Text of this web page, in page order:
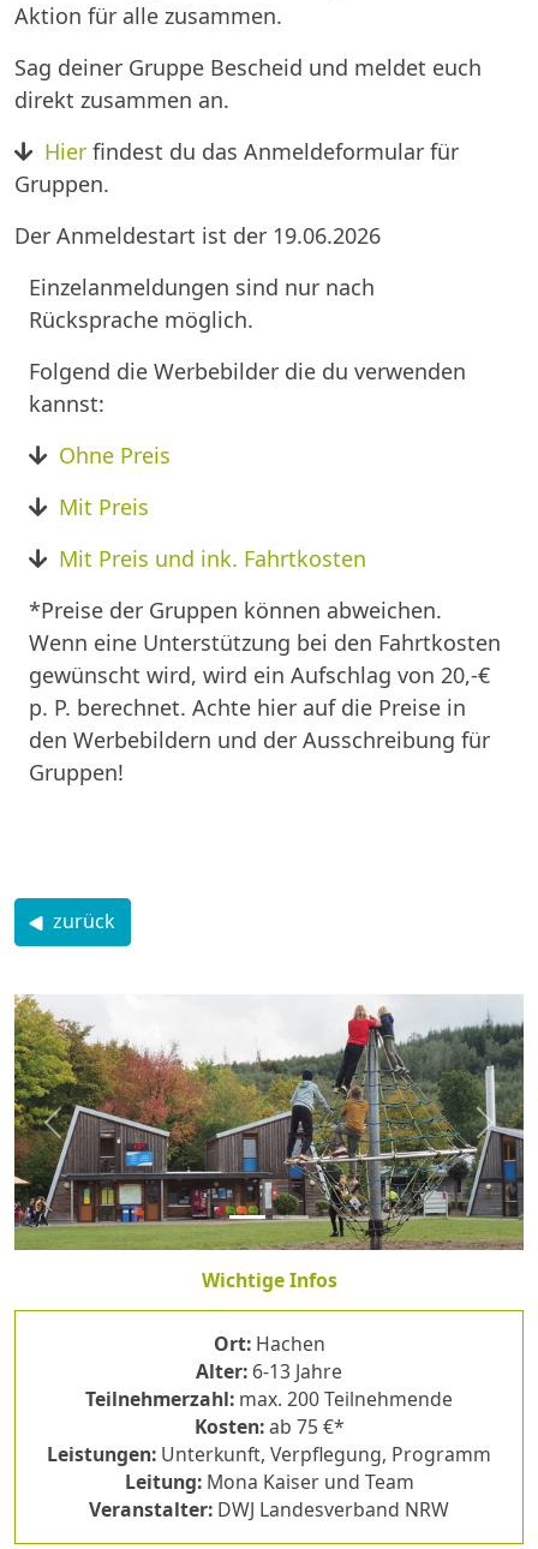
Aktion für alle zusammen.
Sag deiner Gruppe Bescheid und meldet euch
direkt zusammen an.
Hier findest du das Anmeldeformular für
Gruppen.
Der Anmeldestart ist der 19.06.2026
Einzelanmeldungen sind nur nach
Rücksprache möglich.
Folgend die Werbebilder die du verwenden
kannst:
Ohne Preis
Mit Preis
Mit Preis und ink. Fahrtkosten
*Preise der Gruppen können abweichen.
Wenn eine Unterstützung bei den Fahrtkosten
gewünscht wird, wird ein Aufschlag von 20,-€
p. P. berechnet. Achte hier auf die Preise in
den Werbebildern und der Ausschreibung für
Gruppen!
zurück
zurück
Wichtige Infos
Ort:Hachen
Alter: 6-13 Jahre
Teilnehmerzahl: max. 200 Teilnehmende
Kosten:ab 75 €*
Leistungen: Unterkunft, Verpflegung, Programm
Leitung:Mona Kaiser und Team
Veranstalter: DWJ Landesverband NRW